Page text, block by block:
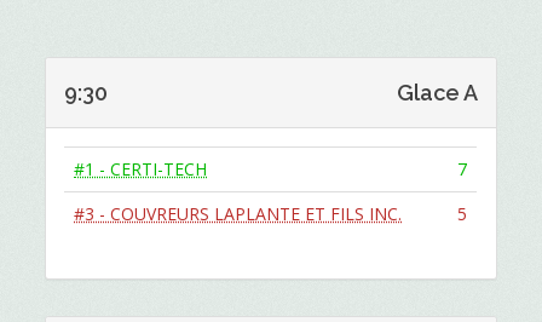
9:30 Glace A
#1 - CERTI-TECH
7
#3 - COUVREURS LAPLANTE ET FILS INC.
5